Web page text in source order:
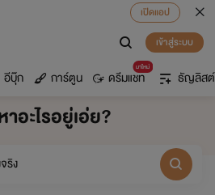
เปิดแอป
เข้าสู่ระบบ
อีบุ๊ก การ์ตูน
มาใหม่
ดรีมแชท ธัญลิสต์
อะไรอยู่เอ่ย?